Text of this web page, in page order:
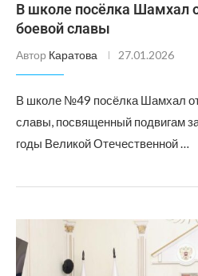
В школе посёлка Шамхал
боевой славы
Автор Каратова 27.01.2026
В школе №49 посёлка Шамхал
славы, посвященный подвигам
годы Великой Отечественной …